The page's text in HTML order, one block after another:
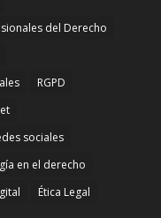
del Derecho
RGPD
sociales
en el derecho
Ética Legal